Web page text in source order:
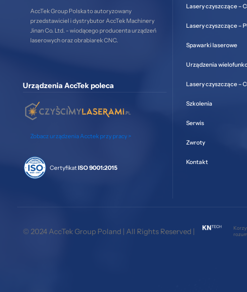
AccTek Group Polska to autoryzowany
przedstawiciel i dystrybutor AccTek Machinery
Jinan Co. Ltd. - wiodącego producenta urządzeń
laserowych oraz obrabiarek CNC.
Urządzenia AccTek poleca
Zobacz urządzenia Acctek przy pracy >
CertyfikatISO 9001:2015
Lasery czyszczące –
Lasery czyszczące –
Spawarki laserowe
Urządzenia
Lasery czyszczące –
Szkolenia
Serwis
Zwroty
Kontakt
© 2024 AccTek Group Poland | All Rights Reserved |